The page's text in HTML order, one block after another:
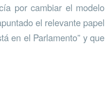
por cambiar el modelo
el relevante papel
en el Parlamento” y que